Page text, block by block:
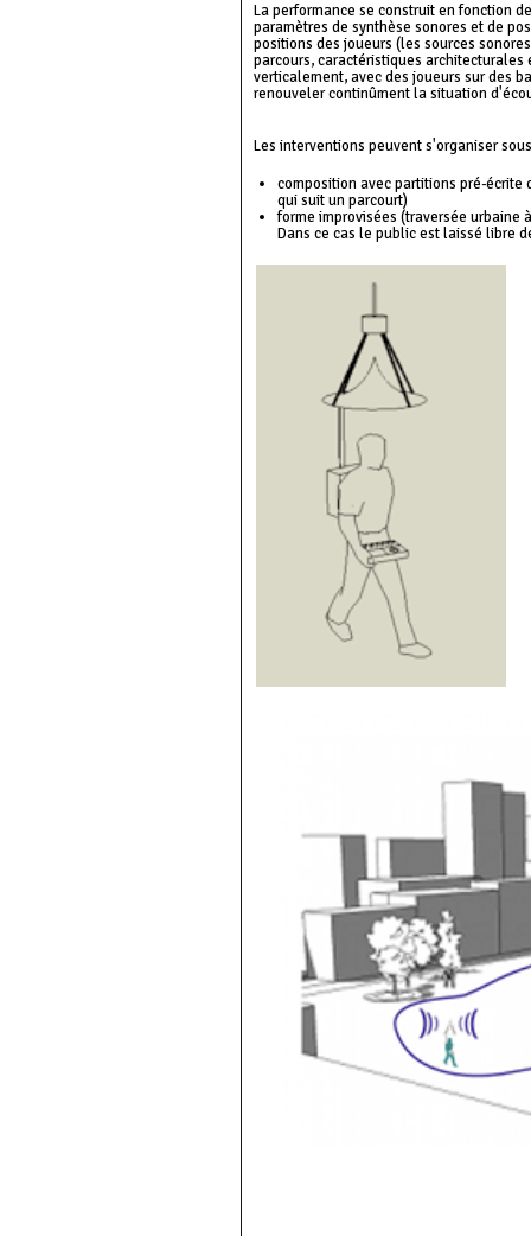
La performance se construit en fonction
paramètres de synthèse sonores et de
positions des joueurs (les sources
parcours, caractéristiques
verticalement, avec des joueurs sur des
renouveler continûment la situation
Les interventions peuvent s'organiser
composition avec partitions pré-
qui suit un parcourt)
forme improvisées (traversée urbaine
Dans ce cas le public est laissé libre